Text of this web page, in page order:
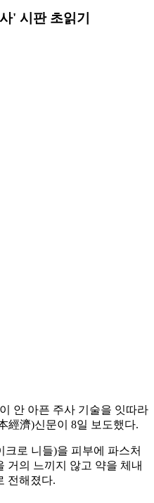
' 시판 초읽기
안 아픈 주사 기술을 잇따라
經濟)신문이 8일 보도했다.
로 니들)을 피부에 파스처
거의 느끼지 않고 약을 체내
전해졌다.